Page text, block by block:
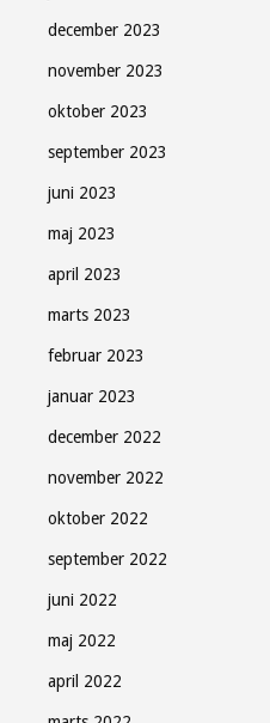
december 2023
november 2023
oktober 2023
september 2023
juni 2023
maj 2023
april 2023
marts 2023
februar 2023
januar 2023
december 2022
november 2022
oktober 2022
september 2022
juni 2022
maj 2022
april 2022